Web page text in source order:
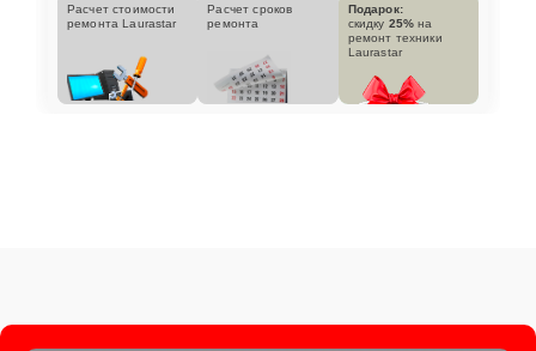
Расчет стоимости
ремонта Laurastar
Расчет сроков
ремонта
Подарок:
скидку 25% на
ремонт техники
Laurastar